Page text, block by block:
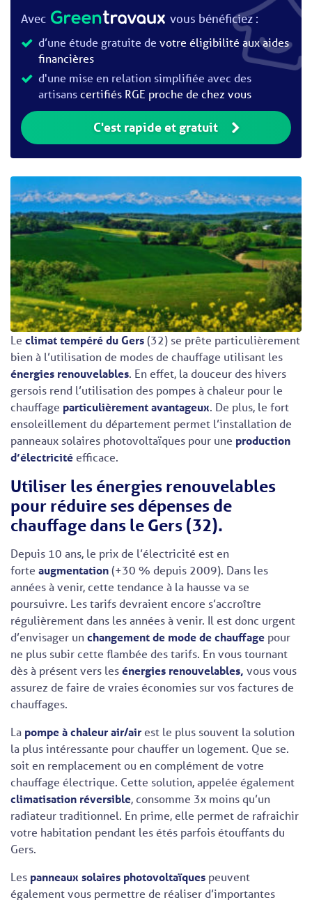
Avec
vous bénéficiez :
d’une étude gratuite de votre éligibilité aux aides
financières
d'une mise en relation simplifiée avec des
artisanscertifiés RGE proche de chez vous
C'est rapide et gratuit
Le climat tempéré du Gers(32) se prête particulièrement
bien à l’utilisation de modes de chauffage utilisant les
énergies renouvelables. En effet, la douceur des hivers
gersois rend l’utilisation des pompes à chaleur pour le
chauffage particulièrement avantageux. De plus, le fort
ensoleillement du département permet l’installation de
panneaux solaires photovoltaïques pour une production
d’électricitéefficace.
Utiliser les énergies renouvelables
pour réduire ses dépenses de
chauffage dans le Gers (32).
Depuis 10 ans, le prix de l’électricité est en
forte augmentation(+30 % depuis 2009). Dans les
années à venir, cette tendance à la hausse va se
poursuivre. Les tarifs devraient encore s’accroître
régulièrement dans les années à venir. Il est donc urgent
d’envisager unchangement de mode de chauffage pour
ne plus subir cette flambée des tarifs. En vous tournant
dès à présent vers lesénergies renouvelables, vous vous
assurez de faire de vraies économies sur vos factures de
chauffages.
La pompe à chaleur air/airest le plus souvent la solution
la plus intéressante pour chauffer un logement. Que se.
soit en remplacement ou en complémentde votre
chauffage électrique. Cette solution, appelée également
climatisation réversible, consomme 3x moins qu’un
radiateur traditionnel. En prime, elle permet de rafraichir
votre habitation pendant les étés parfois étouffants du
Gers.
Les panneaux solaires photovoltaïques peuvent
également vous permettre de réaliser d’importantes